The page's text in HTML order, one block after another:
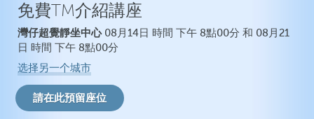
超覺靜坐如何奏效
做自己
自信心
人際關係
焦慮症
免費TM介紹講座
灣仔超覺靜坐中心08月14日 時間 下午 8點00分 和 08月21
日 時間 下午 8點00分
选择另一个城市